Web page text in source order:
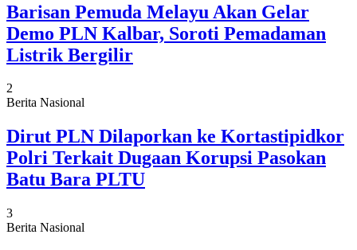
Barisan Pemuda Melayu Akan Gelar
Demo PLN Kalbar, Soroti Pemadaman
Listrik Bergilir
2
Berita Nasional
Dirut PLN Dilaporkan ke Kortastipidkor
Polri Terkait Dugaan Korupsi Pasokan
Batu Bara PLTU
3
Berita Nasional